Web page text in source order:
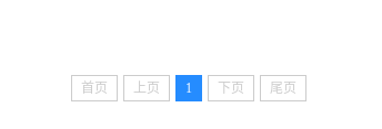
首页 上页 1 下页 尾页